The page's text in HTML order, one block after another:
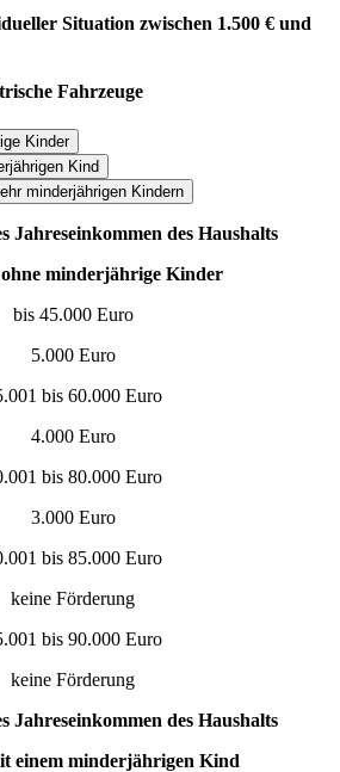
Situation zwischen 1.500 € und
Fahrzeuge
Kinder
Kind
minderjährigen Kindern
Jahreseinkommen des Haushalts
minderjährige Kinder
bis 45.000 Euro
5.000 Euro
bis 60.000 Euro
4.000 Euro
bis 80.000 Euro
3.000 Euro
bis 85.000 Euro
keine Förderung
bis 90.000 Euro
keine Förderung
Jahreseinkommen des Haushalts
einem minderjährigen Kind